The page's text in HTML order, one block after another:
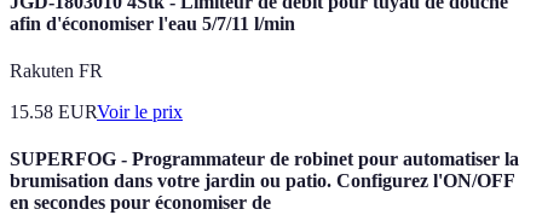
afin d'économiser l'eau 5/7/11 l/min
Rakuten FR
15.58 EURVoir le prix
SUPERFOG - Programmateur de robinet pour automatiser la
brumisation dans votre jardin ou patio. Configurez l'ON/OFF
en secondes pour économiser de